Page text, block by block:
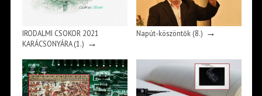
IRODALMI CSOKOR 2021
KARÁCSONYÁRA (1.) →
Napút-köszöntők (8.) →